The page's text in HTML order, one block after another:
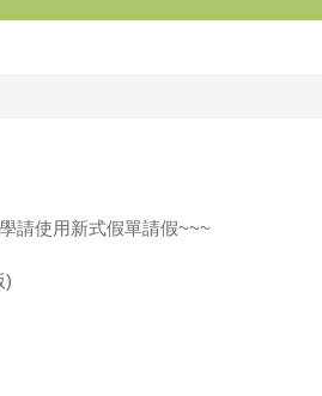
請使用新式假單請假~~~
)